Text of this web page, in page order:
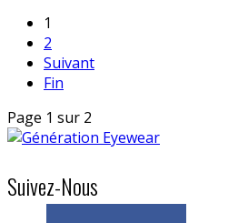
1
2
Suivant
Fin
Page 1 sur 2
Suivez-Nous